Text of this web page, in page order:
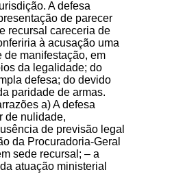
A defesa
de parecer
recursal careceria de
à acusação uma
de manifestação, em
da legalidade; do
defesa; do devido
paridade de armas.
a) A defesa
de nulidade,
de previsão legal
da Procuradoria-Geral
sede recursal; – a
atuação ministerial